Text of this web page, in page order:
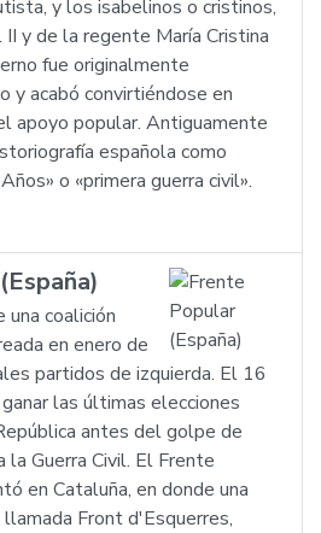
y los isabelinos o cristinos,
y de la regente María Cristina
fue originalmente
y acabó convirtiéndose en
apoyo popular. Antiguamente
española como
o «primera guerra civil».
coalición
en enero de
partidos de izquierda. El 16
las últimas elecciones
antes del golpe de
la Guerra Civil. El Frente
en Cataluña, en donde una
Front d'Esquerres,